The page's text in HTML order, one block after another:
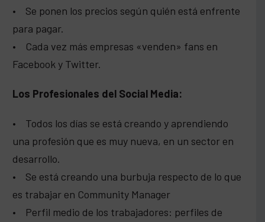
• Se ponen los precios según quién está enfrente
para pagar.
• Cada vez más empresas «venden» fans en
Facebook y Twitter.
Los Profesionales del Social Media:
• Todos los días se está creando y aprendiendo
una profesión que es muy nueva, en un sector en
desarrollo.
• Se está creando una burbuja respecto de lo que
es trabajar en Community Manager
• Perfil medio de los trabajadores: perfiles de